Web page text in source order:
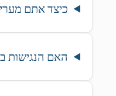
כיצד אתם
האם הנגישות